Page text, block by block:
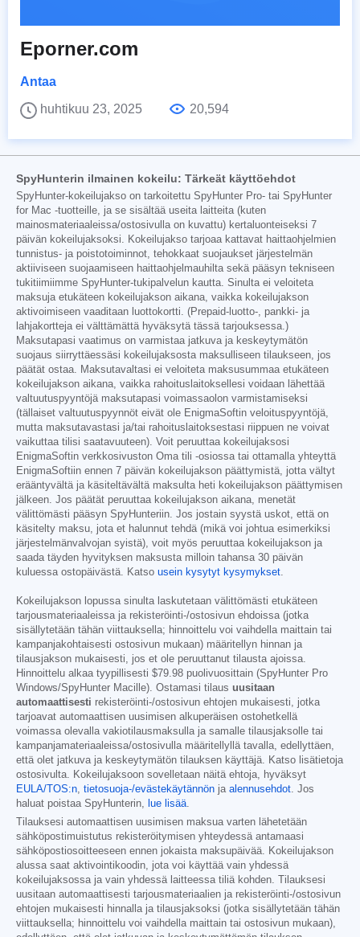
Eporner.com
Antaa
huhtikuu 23, 2025
20,594
SpyHunterin ilmainen kokeilu: Tärkeät käyttöehdot
SpyHunter-kokeilujakso on tarkoitettu SpyHunter Pro- tai SpyHunter
for Mac -tuotteille, ja se sisältää useita laitteita (kuten
mainosmateriaaleissa/ostosivulla on kuvattu) kertaluonteiseksi 7
päivän kokeilujaksoksi. Kokeilujakso tarjoaa kattavat haittaohjelmien
tunnistus- ja poistotoiminnot, tehokkaat suojaukset järjestelmän
aktiiviseen suojaamiseen haittaohjelmauhilta sekä pääsyn tekniseen
tukitiimiimme SpyHunter-tukipalvelun kautta. Sinulta ei veloiteta
maksuja etukäteen kokeilujakson aikana, vaikka kokeilujakson
aktivoimiseen vaaditaan luottokortti. (Prepaid-luotto-, pankki- ja
lahjakortteja ei välttämättä hyväksytä tässä tarjouksessa.)
Maksutapasi vaatimus on varmistaa jatkuva ja keskeytymätön
suojaus siirryttäessäsi kokeilujaksosta maksulliseen tilaukseen, jos
päätät ostaa. Maksutavaltasi ei veloiteta maksusummaa etukäteen
kokeilujakson aikana, vaikka rahoituslaitoksellesi voidaan lähettää
valtuutuspyyntöjä maksutapasi voimassaolon varmistamiseksi
(tällaiset valtuutuspyynnöt eivät ole EnigmaSoftin veloituspyyntöjä,
mutta maksutavastasi ja/tai rahoituslaitoksestasi riippuen ne voivat
vaikuttaa tilisi saatavuuteen). Voit peruuttaa kokeilujaksosi
EnigmaSoftin verkkosivuston Oma tili -osiossa tai ottamalla yhteyttä
EnigmaSoftiin ennen 7 päivän kokeilujakson päättymistä, jotta vältyt
erääntyvältä ja käsiteltävältä maksulta heti kokeilujakson päättymisen
jälkeen. Jos päätät peruuttaa kokeilujakson aikana, menetät
välittömästi pääsyn SpyHunteriin. Jos jostain syystä uskot, että on
käsitelty maksu, jota et halunnut tehdä (mikä voi johtua esimerkiksi
järjestelmänvalvojan syistä), voit myös peruuttaa kokeilujakson ja
saada täyden hyvityksen maksusta milloin tahansa 30 päivän
kuluessa ostopäivästä. Katso usein kysytyt kysymykset.
Kokeilujakson lopussa sinulta laskutetaan välittömästi etukäteen
tarjousmateriaaleissa ja rekisteröinti-/ostosivun ehdoissa (jotka
sisällytetään tähän viittauksella; hinnoittelu voi vaihdella maittain tai
kampanjakohtaisesti ostosivun mukaan) määritellyn hinnan ja
tilausjakson mukaisesti, jos et ole peruuttanut tilausta ajoissa.
Hinnoittelu alkaa tyypillisesti $79.98 puolivuosittain (SpyHunter Pro
Windows/SpyHunter Macille). Ostamasi tilaus uusitaan
automaattisesti rekisteröinti-/ostosivun ehtojen mukaisesti, jotka
tarjoavat automaattisen uusimisen alkuperäisen ostohetkellä
voimassa olevalla vakiotilausmaksulla ja samalle tilausjaksolle tai
kampanjamateriaaleissa/ostosivulla määritellyllä tavalla, edellyttäen,
että olet jatkuva ja keskeytymätön tilauksen käyttäjä. Katso lisätietoja
ostosivulta. Kokeilujaksoon sovelletaan näitä ehtoja, hyväksyt
EULA/TOS:n, tietosuoja-/evästekäytännön ja alennusehdot. Jos
haluat poistaa SpyHunterin, lue lisää.
Tilauksesi automaattisen uusimisen maksua varten lähetetään
sähköpostimuistutus rekisteröitymisen yhteydessä antamaasi
sähköpostiosoitteeseen ennen jokaista maksupäivää. Kokeilujakson
alussa saat aktivointikoodin, jota voi käyttää vain yhdessä
kokeilujaksossa ja vain yhdessä laitteessa tiliä kohden. Tilauksesi
uusitaan automaattisesti tarjousmateriaalien ja rekisteröinti-/ostosivun
ehtojen mukaisesti hinnalla ja tilausjaksoksi (jotka sisällytetään tähän
viittauksella; hinnoittelu voi vaihdella maittain tai ostosivun mukaan),